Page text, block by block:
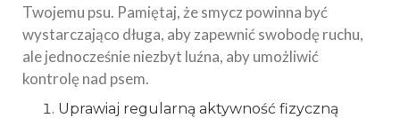
Twojemu psu. Pamiętaj, że smycz powinna być
wystarczająco długa, aby zapewnić swobodę ruchu,
ale jednocześnie niezbyt luźna, aby umożliwić
kontrolę nad psem.
Uprawiaj regularną aktywność fizyczną